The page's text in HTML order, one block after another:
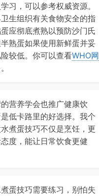
习，可以参考权威资源。
生组织有关食物安全的指
应彻底煮熟以预防沙门氏
熟蛋如果使用新鲜蛋并妥
较低。你可以查看WHO网
营养学会也推广健康饮
低卡路里的好选择。我个
煮蛋技巧不仅是烹饪，更
度，能让日常饮食更健
蛋技巧需要练习，别怕失